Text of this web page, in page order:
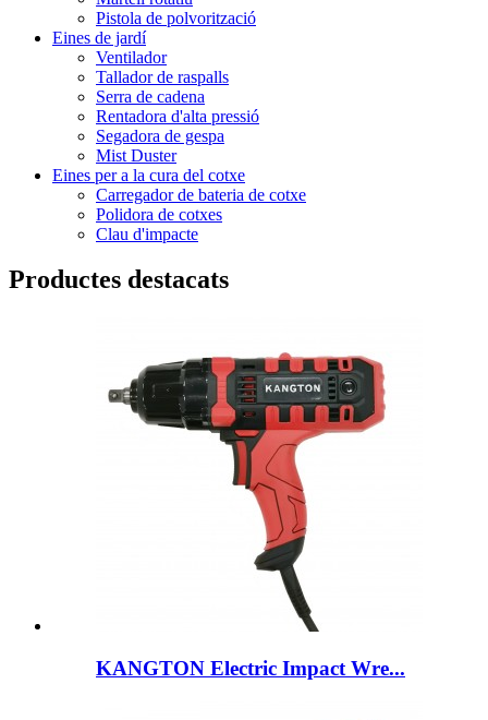
Pistola de polvorització
Eines de jardí
Ventilador
Tallador de raspalls
Serra de cadena
Rentadora d'alta pressió
Segadora de gespa
Mist Duster
Eines per a la cura del cotxe
Carregador de bateria de cotxe
Polidora de cotxes
Clau d'impacte
Productes destacats
KANGTON Electric Impact Wre...